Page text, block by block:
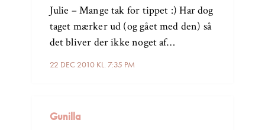
22 DEC 2010 KL. 7:35 PM
Julie – Mange tak for tippet :) Har dog
taget mærker ud (og gået med den) så
det bliver der ikke noget af…
Gunilla